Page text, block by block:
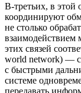
В-третьих, в этой
координируют
не столько
взаимодействием
этих связей
world network) —
с быстрыми
системе
передавать